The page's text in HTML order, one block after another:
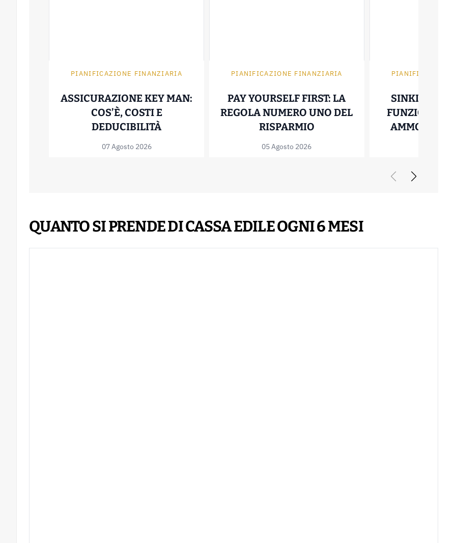
PIANIFICAZIONE FINANZIARIA
ASSICURAZIONE KEY MAN:
COS’È, COSTI E
DEDUCIBILITÀASSICURAZIONE KEY MAN: COS’È, COSTI E DEDUCIBILITÀ
07 Agosto 2026
PIANIFICAZIONE FINANZIARIA
PAY YOURSELF FIRST: LA
REGOLA NUMERO UNO DEL
RISPARMIOPAY YOURSELF FIRST: LA
05 Agosto 2026
PIANIFICAZIONE
SINKING
FUNZIONANO
QUANTO SI PRENDE DI CASSA EDILE OGNI 6 MESI